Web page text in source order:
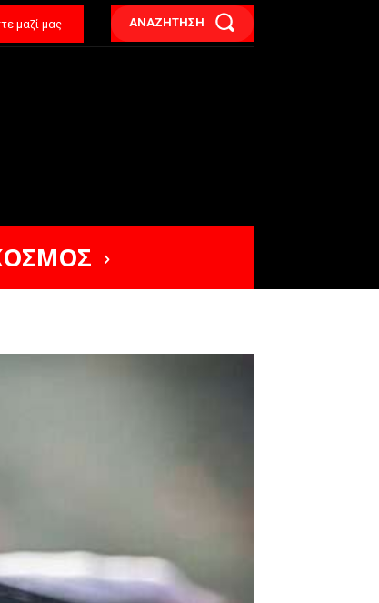
μαζί μας ΑΝΑΖΗΤΗΣΗ